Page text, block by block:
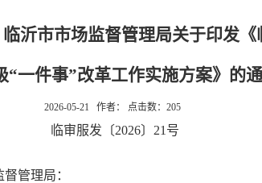
沂市市场监督管理局关于印发
“一件事”改革工作实施方案》的
2026-05-21 作者： 点击数： 205
临审服发〔2026〕21号
管理局：